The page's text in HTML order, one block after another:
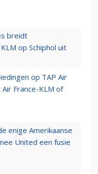
breidt
op Schiphol uit
op TAP Air
France-KLM of
enige Amerikaanse
United een fusie